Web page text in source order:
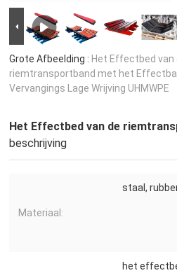
Grote Afbeelding : Het Effectbed van
riemtransportband met het
Vervangings Lage Wrijving UHMWPE
Het Effectbed van de
beschrijving
Materiaal:
staal,
het